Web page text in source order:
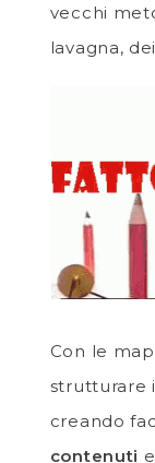
vecchi
lavagna,
Con le
strutturare
creando
contenuti